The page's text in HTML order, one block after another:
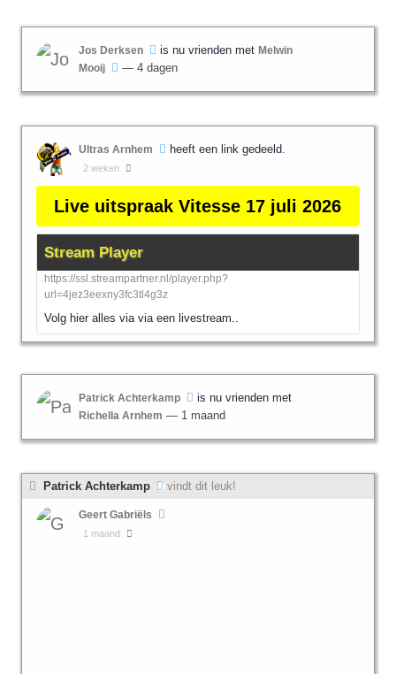
Jos Derksen is nu vrienden met Melwin
Mooij
— 4 dagen
Ultras Arnhem heeft een link gedeeld.
2 weken
Live uitspraak Vitesse 17 juli 2026
Stream Player
https://ssl.streampartner.nl/player.php?
url=4jez3eexny3fc3tl4g3z
Volg hier alles via via een livestream..
Patrick Achterkamp is nu vrienden met
Richella Arnhem — 1 maand
Patrick Achterkamp vindt dit leuk!
Geert Gabriëls
1 maand